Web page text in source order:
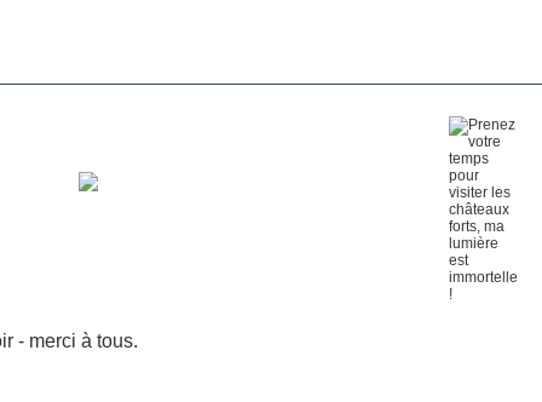
- merci à tous.